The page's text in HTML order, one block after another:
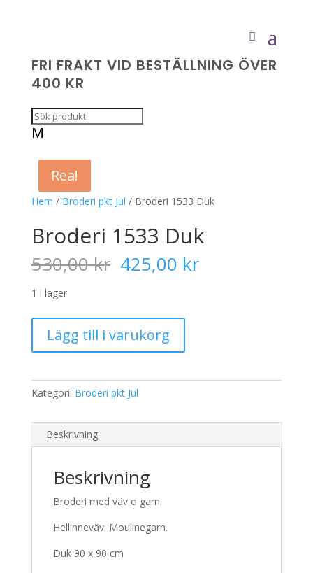
FRI FRAKT VID BESTÄLLNING ÖVER
400 KR
M
Hem / Broderi pkt Jul / Broderi 1533 Duk
Rea!
Broderi 1533 Duk
530,00kr Det
ursprungliga
var:
530,00 kr.
425,00 krDet
1 i lager
1533
Duk
Lägg till i varukorg
Kategori: Broderi pkt Jul
Beskrivning
Beskrivning
Broderi med väv o garn
Hellinneväv. Moulinegarn.
Duk 90 x 90 cm
Rea!
Rea!
Rea!